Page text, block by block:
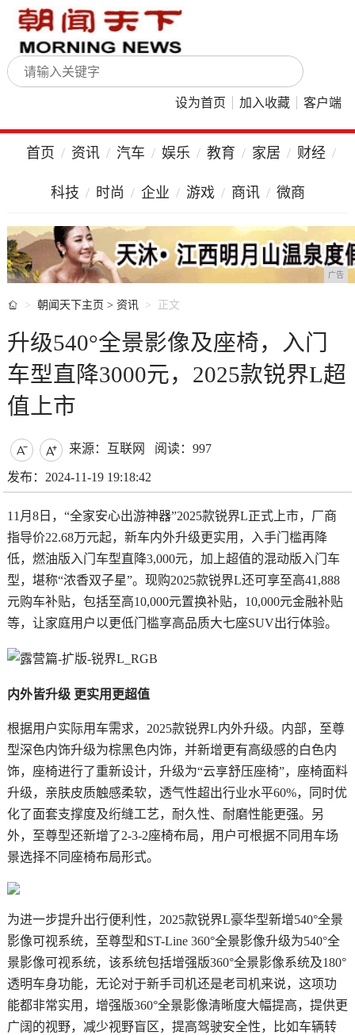
设为首页 加入收藏 客户端
首页 资讯 汽车 娱乐 教育 家居 财经
科技 时尚 企业 游戏 商讯 微商
广告
 朝闻天下主页 > 资讯 正文
升级540°全景影像及座椅，入门
车型直降3000元，2025款锐界L超
值上市
  来源：互联网 阅读：997
发布：2024-11-19 19:18:42
11月8日，“全家安心出游神器”2025款锐界L正式上市，厂商
指导价22.68万元起，新车内外升级更实用，入手门槛再降
低，燃油版入门车型直降3,000元，加上超值的混动版入门车
型，堪称“浓香双子星”。现购2025款锐界L还可享至高41,888
元购车补贴，包括至高10,000元置换补贴，10,000元金融补贴
等，让家庭用户以更低门槛享高品质大七座SUV出行体验。
内外皆升级 更实用更超值
根据用户实际用车需求，2025款锐界L内外升级。内部，至尊
型深色内饰升级为棕黑色内饰，并新增更有高级感的白色内
饰，座椅进行了重新设计，升级为“云享舒压座椅”，座椅面料
升级，亲肤皮质触感柔软，透气性超出行业水平60%，同时优
化了面套支撑度及绗缝工艺，耐久性、耐磨性能更强。另
外，至尊型还新增了2-3-2座椅布局，用户可根据不同用车场
景选择不同座椅布局形式。
为进一步提升出行便利性，2025款锐界L豪华型新增540°全景
影像可视系统，至尊型和ST-Line 360°全景影像升级为540°全
景影像可视系统，该系统包括增强版360°全景影像系统及180°
透明车身功能，无论对于新手司机还是老司机来说，这项功
能都非常实用，增强版360°全景影像清晰度大幅提高，提供更
广阔的视野，减少视野盲区，提高驾驶安全性，比如车辆转